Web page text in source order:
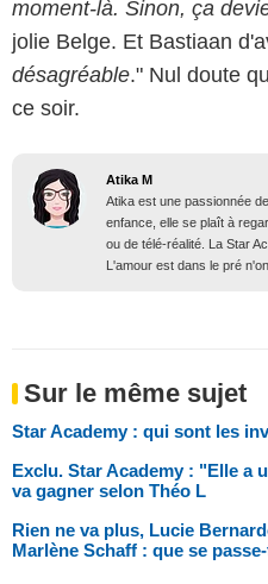
moment-là. Sinon, ça
jolie Belge. Et Bastiaan
désagréable." Nul doute
ce soir.
Atika M
Atika est une passionnée
enfance, elle se plaît à
ou de télé-réalité. La Star
L'amour est dans le pré
Sur le même sujet
Star Academy : qui sont les
Exclu. Star Academy : "Elle a
va gagner selon Théo L
Rien ne va plus, Lucie
Marlène Schaff : que se